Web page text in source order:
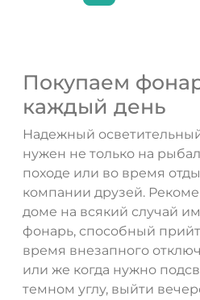
Покупаем
каждый день
Надежный
нужен не только на
походе или во время
компании друзей.
доме на всякий случай
фонарь, способный
время внезапного
или же когда нужно
темном углу, выйти